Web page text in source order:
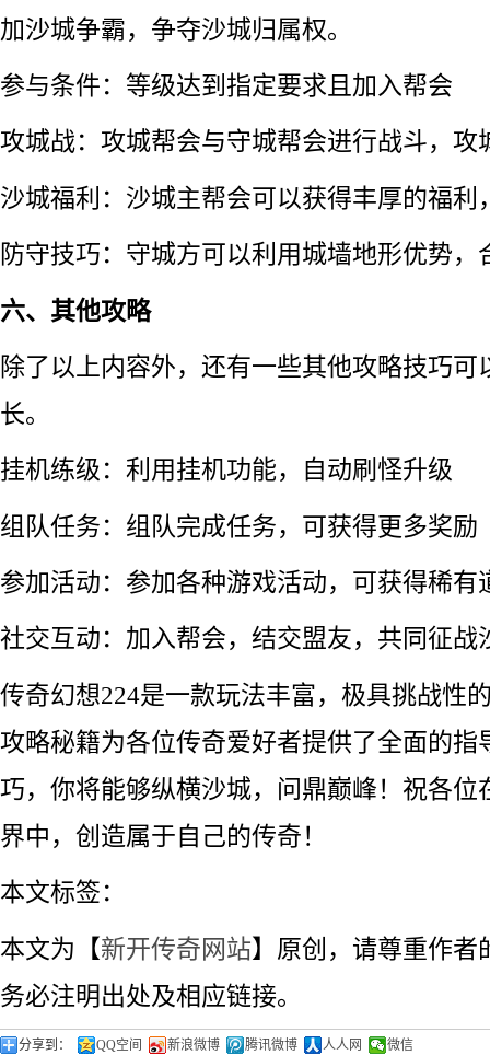
加沙城争霸，争夺沙城归属权。
参与条件：等级达到指定要求且加入帮会
攻城战：攻城帮会与守城帮会进行战斗，攻
沙城福利：沙城主帮会可以获得丰厚的福利
防守技巧：守城方可以利用城墙地形优势，
六、其他攻略
除了以上内容外，还有一些其他攻略技巧可
长。
挂机练级：利用挂机功能，自动刷怪升级
组队任务：组队完成任务，可获得更多奖励
参加活动：参加各种游戏活动，可获得稀有
社交互动：加入帮会，结交盟友，共同征战
传奇幻想224是一款玩法丰富，极具挑战性
攻略秘籍为各位传奇爱好者提供了全面的指
巧，你将能够纵横沙城，问鼎巅峰！祝各位
界中，创造属于自己的传奇！
本文标签：
本文为【新开传奇网站】原创，请尊重作者
务必注明出处及相应链接。
分享到： QQ空间 新浪微博 腾讯微博 人人网 微信